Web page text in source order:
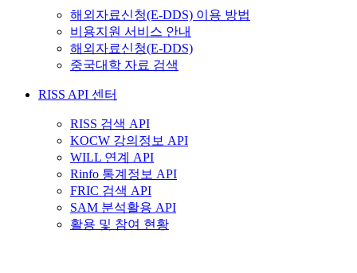
해외자료신청(E-DDS) 이용 방법
비용지원 서비스 안내
해외자료신청(E-DDS)
중국대학 자료 검색
RISS API 센터
RISS 검색 API
KOCW 강의정보 API
WILL 연계 API
Rinfo 통계정보 API
FRIC 검색 API
SAM 분석활용 API
활용 및 참여 현황